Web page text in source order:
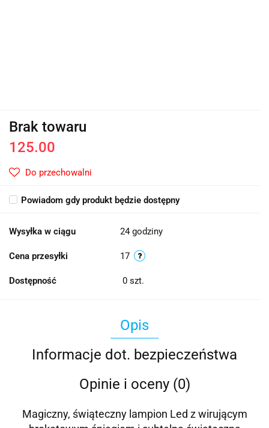
Brak towaru
125.00
Do przechowalni
Powiadom gdy produkt będzie dostępny
Wysyłka w ciągu 24 godziny
Cena przesyłki 17
Dostępność 0 szt.
Opis
Informacje dot. bezpieczeństwa
Opinie i oceny (0)
Magiczny, świąteczny lampion Led z wirującym